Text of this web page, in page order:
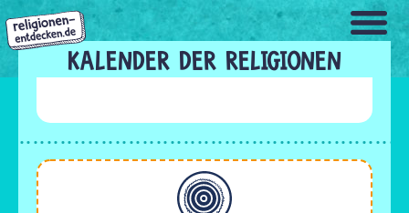
Direkt
zum
Inhalt
KALENDER DER RELIGIONEN
Allgemein